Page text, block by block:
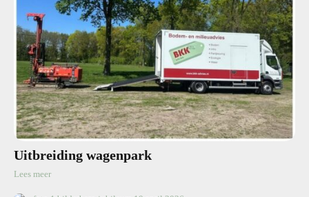
Uitbreiding wagenpark
Lees meer